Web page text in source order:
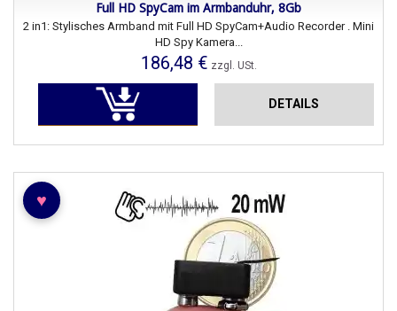
Full HD SpyCam im Armbanduhr, 8Gb
2 in1: Stylisches Armband mit Full HD SpyCam+Audio Recorder . Mini
HD Spy Kamera...
186,48 € zzgl. USt.
DETAILS
♥